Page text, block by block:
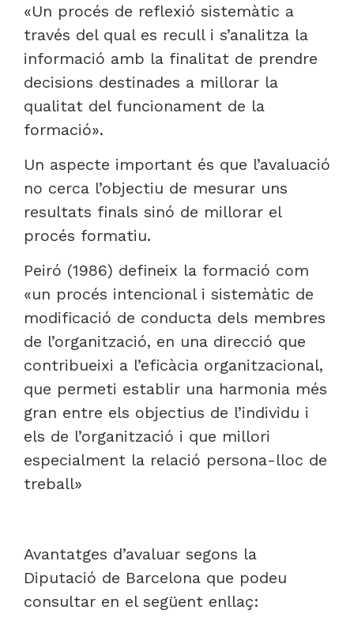
«Un procés de reflexió sistemàtic a
través del qual es recull i s’analitza la
informació amb la finalitat de prendre
decisions destinades a millorar la
qualitat del funcionament de la
formació».
Un aspecte important és que l’avaluació
no cerca l’objectiu de mesurar uns
resultats finals sinó de millorar el
procés formatiu.
Peiró (1986) defineix la formació com
«un procés intencional i sistemàtic de
modificació de conducta dels membres
de l’organització, en una direcció que
contribueixi a l’eficàcia organitzacional,
que permeti establir una harmonia més
gran entre els objectius de l’individu i
els de l’organització i que millori
especialment la relació persona-lloc de
treball»
Avantatges d’avaluar segons la
Diputació de Barcelona que podeu
consultar en el següent enllaç: